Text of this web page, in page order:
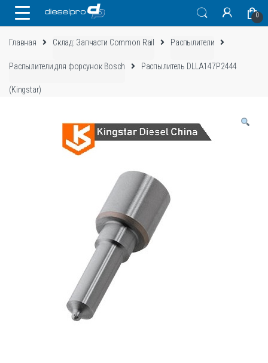
0
Главная Склад: Запчасти Common Rail Распылители
Распылители для форсунок Bosch Распылитель DLLA147P2444
(Kingstar)